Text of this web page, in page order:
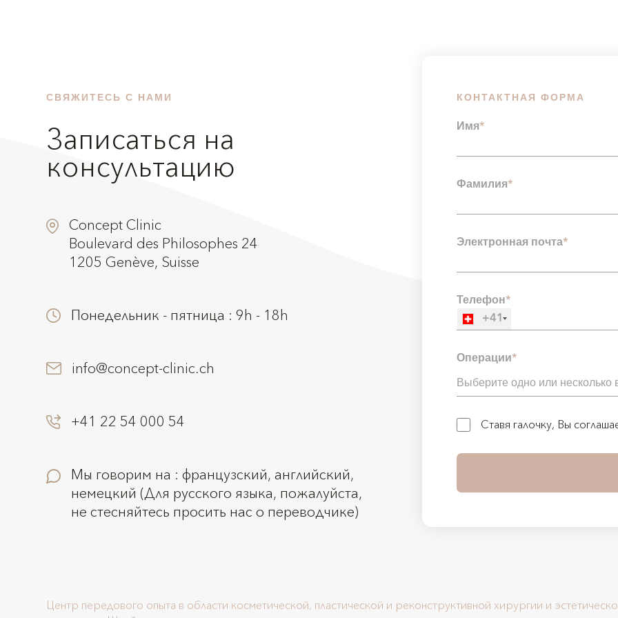
СВЯЖИТЕСЬ С НАМИ
Записаться на
консультацию
Concept Clinic
Boulevard des Philosophes 24
1205 Genève, Suisse
Понедельник - пятница : 9h - 18h
info@concept-clinic.ch
+41 22 54 000 54
Мы говорим на : французский, английский,
немецкий (Для русского языка, пожалуйста,
не стесняйтесь просить нас о переводчике)
КОНТАКТНАЯ ФОРМА
Имя*
Фамилия*
Электронная почта*
Телефон*
+41
Операции*
Ставя галочку, Вы
Центр передового опыта в области косметической, пластической и реконструктивной хирургии и